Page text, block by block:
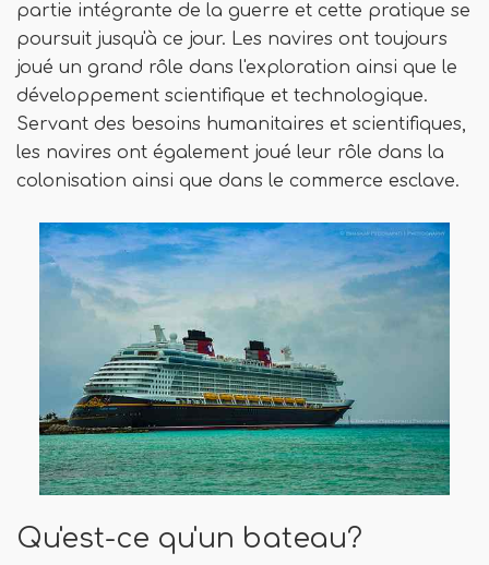
partie intégrante de la guerre et cette pratique se
poursuit jusqu'à ce jour. Les navires ont toujours
joué un grand rôle dans l'exploration ainsi que le
développement scientifique et technologique.
Servant des besoins humanitaires et scientifiques,
les navires ont également joué leur rôle dans la
colonisation ainsi que dans le commerce esclave.
Qu'est-ce qu'un bateau?